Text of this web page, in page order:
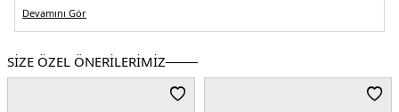
Üretim Yeri :İtalya
5DE2553770WIEF19061.306
Devamını Gör
SİZE ÖZEL ÖNERİLERİMİZ